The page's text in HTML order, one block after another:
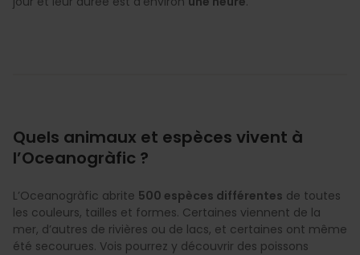
Quels animaux et espèces vivent à
l’Oceanogràfic ?
L’Oceanogràfic abrite 500 espèces différentes de toutes
les couleurs, tailles et formes. Certaines viennent de la
mer, d’autres de rivières ou de lacs, et certaines ont même
été secourues. Vois pourrez y découvrir des poissons